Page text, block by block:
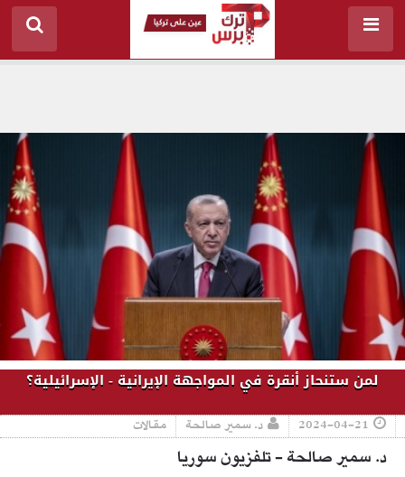
لمن ستنحاز أنقرة في المواجهة الإيرانية - الإسرائيلية؟
2024-04-21 د. سمير صالحة مقالات
د. سمير صالحة - تلفزيون سوريا